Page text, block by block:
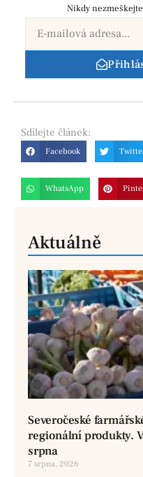
Nikdy
Sdílejte článek:
Facebook
WhatsApp
Aktuálně
Severočeské
regionální produkty.
srpna
7 srpna, 2026